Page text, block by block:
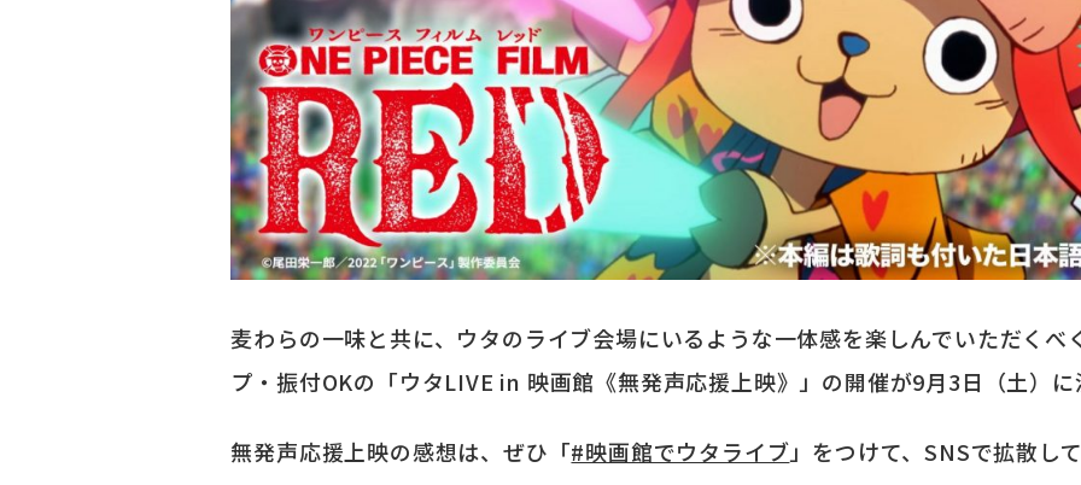
麦わらの一味と共に、ウタのライブ会場にいるような一体感を楽しんでいただく
プ・振付OKの「ウタLIVE in 映画館《無発声応援上映》」の開催が9月3日（土）
無発声応援上映の感想は、ぜひ「#映画館でウタライブ」をつけて、SNSで拡散し